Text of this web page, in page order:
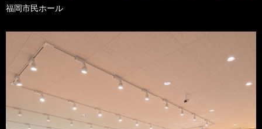
福岡市民ホール